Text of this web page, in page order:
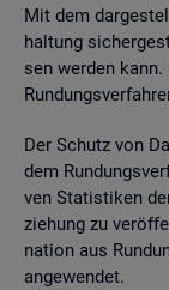
Mit dem
hal­tung
sen wer­den
Der Schutz von
dem
ven Sta­tis­ti­ken
zie­hung zu
na­ti­on aus
an­ge­wen­det.